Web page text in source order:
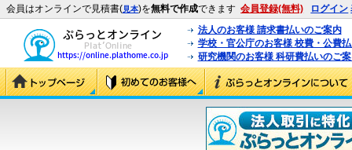
会員はオンラインで見積書(見本)を無料で作成できます 会員登録(無料) ログイン
法人のお客様 請求書払いのご案内
学校・官公庁のお客様 校費・公費
研究機関のお客様 科研費払いのご